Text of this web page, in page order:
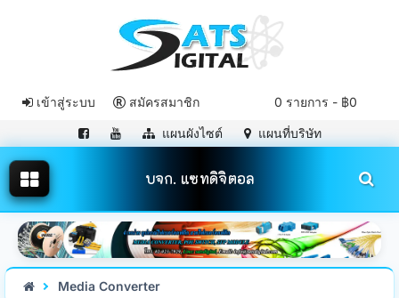
0 รายการ - ฿0
เข้าสู่ระบบ สมัครสมาชิก
แผนผังไซต์ แผนที่บริษัท
บจก. แซทดิจิตอล
Media Converter